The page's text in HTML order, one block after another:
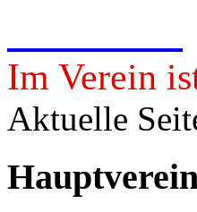
Im Verein
Aktuelle